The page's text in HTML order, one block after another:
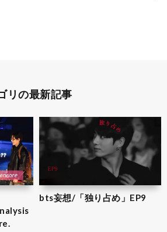
リの最新記事
bts妄想/「独り占め」EP9